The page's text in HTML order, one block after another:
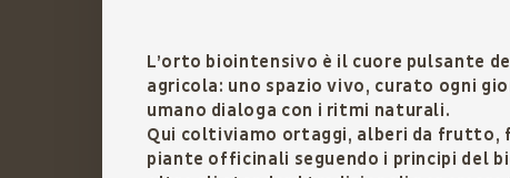
L’orto biointensivo è il cuore pulsante
agricola: uno spazio vivo, curato ogni
umano dialoga con i ritmi naturali.
Qui coltiviamo ortaggi, alberi da frutto,
piante officinali seguendo i principi del